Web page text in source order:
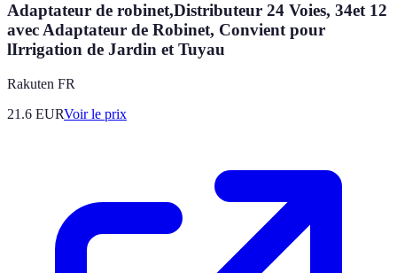
Adaptateur de robinet,Distributeur 24 Voies, 34et 12
avec Adaptateur de Robinet, Convient pour
lIrrigation de Jardin et Tuyau
Rakuten FR
21.6 EURVoir le prix